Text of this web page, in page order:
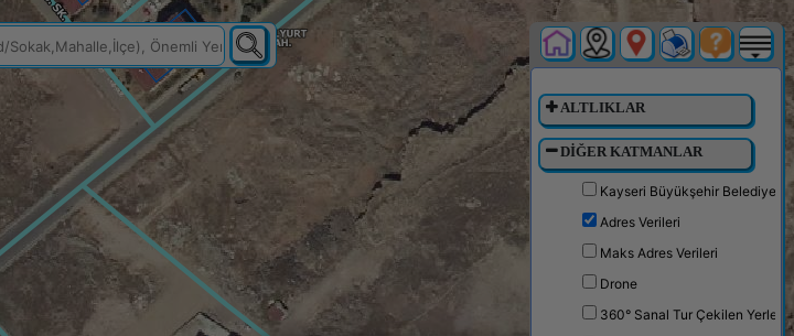
ALTLIKLAR
DİĞER KATMANLAR
Kayseri Büyükşehir Belediyesi
Adres Verileri
Maks Adres Verileri
Drone
360° Sanal Tur Çekilen Yerler